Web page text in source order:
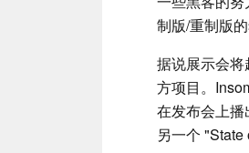
制版/重制版
据说展示会
方项目。
在发布会上播
另一个 "State